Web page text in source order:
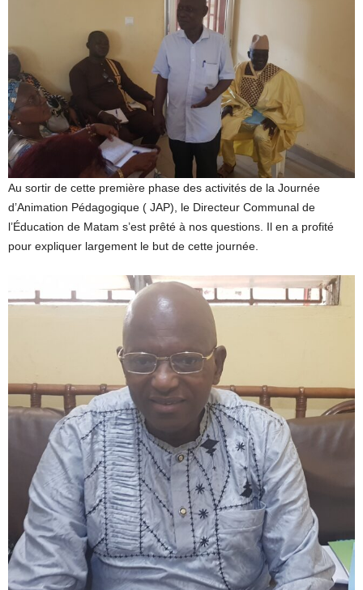
Au sortir de cette première phase des activités de la Journée
d’Animation Pédagogique ( JAP), le Directeur Communal de
l’Éducation de Matam s’est prêté à nos questions. Il en a profité
pour expliquer largement le but de cette journée.